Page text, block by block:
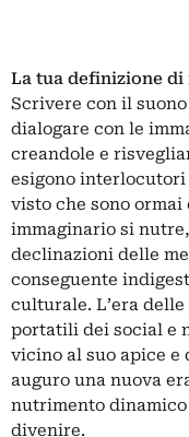
La tua definizione di
Scrivere con il
dialogare con le
creandole e
esigono
visto che sono
immaginario si
declinazioni delle
conseguente
culturale. L’era
portatili dei social e
vicino al suo apice
auguro una nuova
nutrimento dinamico
divenire.